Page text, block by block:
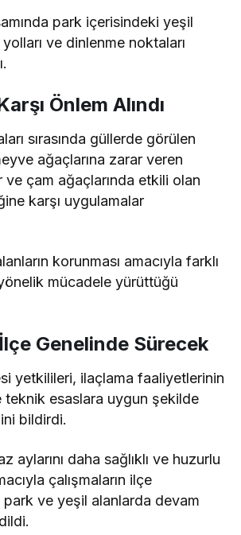
park içerisindeki yeşil
ve dinlenme noktaları
Önlem Alındı
sırasında güllerde görülen
ağaçlarına zarar veren
çam ağaçlarında etkili olan
karşı uygulamalar
korunması amacıyla farklı
mücadele yürüttüğü
Genelinde Sürecek
yetkilileri, ilaçlama faaliyetlerinin
teknik esaslara uygun şekilde
bildirdi.
aylarını daha sağlıklı ve huzurlu
çalışmaların ilçe
ve yeşil alanlarda devam